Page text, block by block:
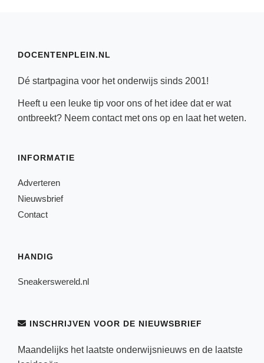
DOCENTENPLEIN.NL
Dé startpagina voor het onderwijs sinds 2001!
Heeft u een leuke tip voor ons of het idee dat er wat
ontbreekt? Neem contactmet ons op en laat het weten.
INFORMATIE
Adverteren
Nieuwsbrief
Contact
HANDIG
Sneakerswereld.nl
INSCHRIJVEN VOOR DE NIEUWSBRIEF
Maandelijks het laatste onderwijsnieuws en de laatste